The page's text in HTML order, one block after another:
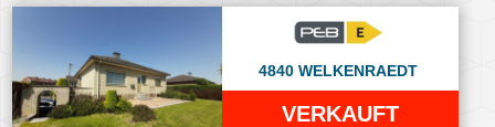
4840 WELKENRAEDT
VERKAUFT